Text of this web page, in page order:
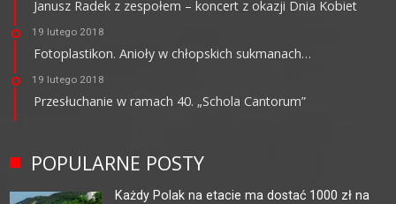
Janusz Radek z zespołem – koncert z okazji Dnia Kobiet
19 lutego 2018
Fotoplastikon. Anioły w chłopskich sukmanach…
19 lutego 2018
Przesłuchanie w ramach 40. „Schola Cantorum”
POPULARNE POSTY
Każdy Polak na etacie ma dostać 1000 zł na